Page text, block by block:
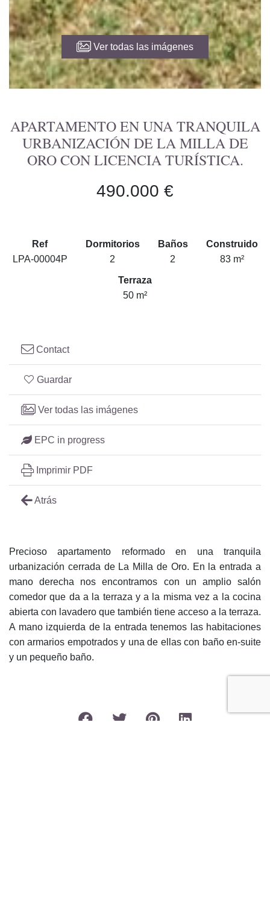
Ver todas las imágenes
APARTAMENTO EN UNA TRANQUILA
URBANIZACIÓN DE LA MILLA DE
ORO CON LICENCIA TURÍSTICA.
490.000 €
Ref
LPA-00004P
Dormitorios
2
Baños
2
Construido
83 m²
Terraza
50 m²
Precioso apartamento reformado en una tranquila
urbanización cerrada de La Milla de Oro. En la entrada a
mano derecha nos encontramos con un amplio salón
comedor que da a la terraza y a la misma vez a la cocina
abierta con lavadero que también tiene acceso a la terraza.
A mano izquierda de la entrada tenemos las habitaciones
con armarios empotrados y una de ellas con baño en-suite
y un pequeño baño.
Contact
Guardar
Ver todas las imágenes
EPC in progress
Imprimir PDF
Atrás